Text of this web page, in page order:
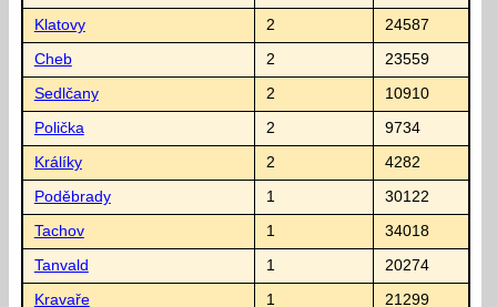
Klatovy 2 24587
Cheb 2 23559
Sedlčany 2 10910
Polička 2 9734
Králíky 2 4282
Poděbrady 1 30122
Tachov 1 34018
Tanvald 1 20274
Kravaře 1 21299